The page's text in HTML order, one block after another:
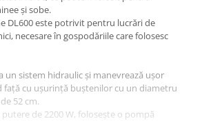
și sobe.
DL600 este potrivit pentru lucrări de
necesare în gospodăriile care folosesc
un sistem hidraulic și manevrează ușor
față cu ușurință buștenilor cu un diametru
52 cm.
de 2200 W, folosește o pompă